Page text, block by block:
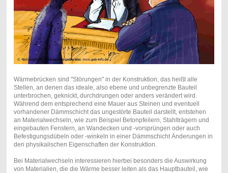
Wärmebrücken sind "Störungen" in der Konstruktion, das heißt alle
Stellen, an denen das ideale, also ebene und unbegrenzte Bauteil
unterbrochen, geknickt, durchdrungen oder anders verändert wird.
Während dem entsprechend eine Mauer aus Steinen und eventuell
vorhandener Dämmschicht das ungestörte Bauteil darstellt, entstehen
an Materialwechseln, wie zum Beispiel Betonpfeilern, Stahlträgern und
eingebauten Fenstern, an Wandecken und -vorsprüngen oder auch
Befestigungsdübeln oder -winkeln in einer Dämmschicht Änderungen in
den physikalischen Eigenschaften der Konstruktion.
Bei Materialwechseln interessieren hierbei besonders die Auswirkung
von Materialien, die die Wärme besser leiten als das Hauptbauteil, wie